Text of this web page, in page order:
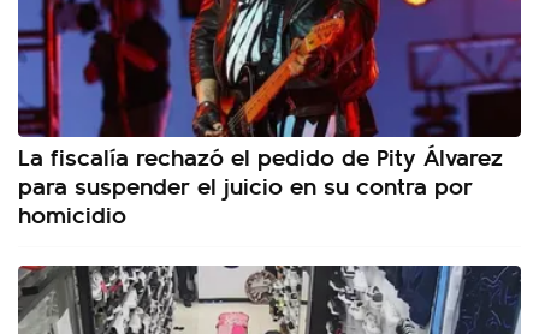
La fiscalía rechazó el pedido de Pity Álvarez
para suspender el juicio en su contra por
homicidio